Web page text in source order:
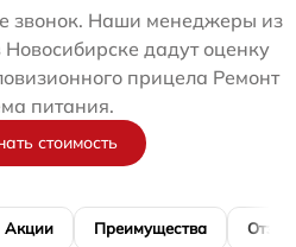
звонок. Наши менеджеры из
дадут оценку
прицела Ремонт
питания.
стоимость
Акции Преимущества